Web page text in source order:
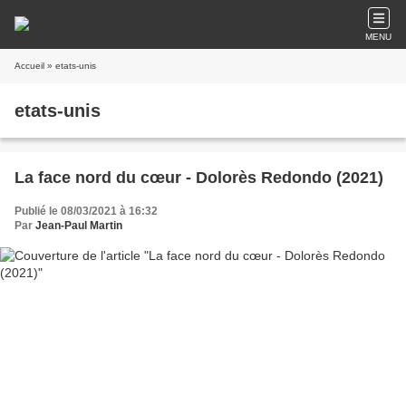
MENU
Accueil » etats-unis
etats-unis
La face nord du cœur - Dolorès Redondo (2021)
Publié le 08/03/2021 à 16:32
Par Jean-Paul Martin